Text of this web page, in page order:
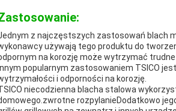
z najczęstszych zastosowań blach
używają tego produktu do
na korozję może wytrzymać
popularnym zastosowaniem TSICO
i odporności na korozję.
niecodzienna blacha stalowa
rozpylanieDodatkowo